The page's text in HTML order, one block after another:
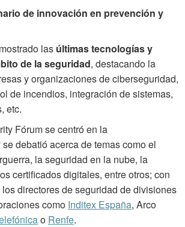
de innovación en prevención y
las últimas tecnologías y
de la seguridad, destacando la
y organizaciones de ciberseguridad,
de incendios, integración de sistemas,
etc.
Fórum se centró en la
se debatió acerca de temas como el
la seguridad en la nube, la
certificados digitales, entre otros; con
directores de seguridad de divisiones
como Inditex España, Arco
o Renfe.